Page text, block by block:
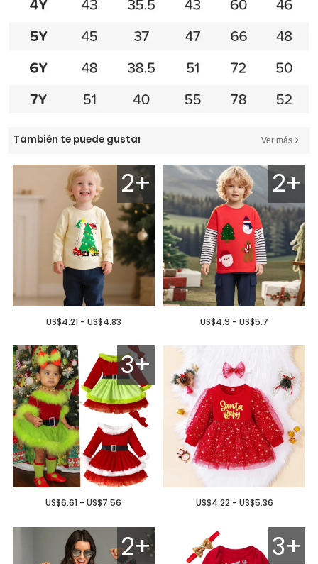
También te puede gustar Ver más
2+
US$4.21 - US$4.83
2+
US$4.9 - US$5.7
3+
US$6.61 - US$7.56 US$4.22 - US$5.36
2+ 3+